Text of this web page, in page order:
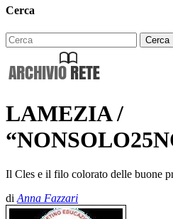
Cerca
LAMEZIA /
Il Cles e il filo colorato delle buone
diAnna Fazzari